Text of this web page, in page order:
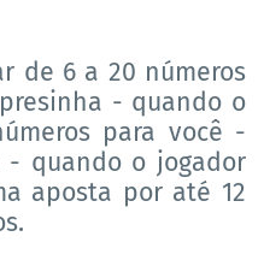
de 6 a 20 números
- quando o
para você -
- quando o jogador
aposta por até 12